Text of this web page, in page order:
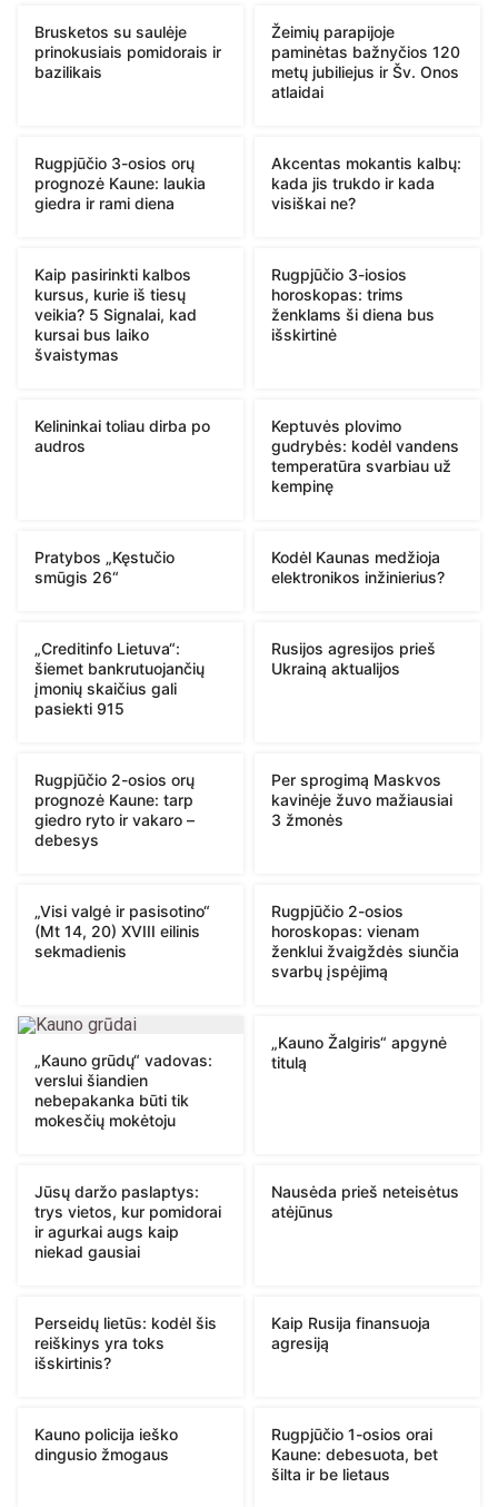
Brusketos su saulėje
prinokusiais pomidorais ir
bazilikais
Žeimių parapijoje
paminėtas bažnyčios 120
metų jubiliejus ir Šv. Onos
atlaidai
Rugpjūčio 3-osios orų
prognozė Kaune: laukia
giedra ir rami diena
Akcentas mokantis kalbų:
kada jis trukdo ir kada
visiškai ne?
Kaip pasirinkti kalbos
kursus, kurie iš tiesų
veikia? 5 Signalai, kad
kursai bus laiko
švaistymas
Rugpjūčio 3-iosios
horoskopas: trims
ženklams ši diena bus
išskirtinė
Kelininkai toliau dirba po
audros
Keptuvės plovimo
gudrybės: kodėl vandens
temperatūra svarbiau už
kempinę
Pratybos „Kęstučio
smūgis 26“
Kodėl Kaunas medžioja
elektronikos inžinierius?
„Creditinfo Lietuva“:
šiemet bankrutuojančių
įmonių skaičius gali
pasiekti 915
Rusijos agresijos prieš
Ukrainą aktualijos
Rugpjūčio 2-osios orų
prognozė Kaune: tarp
giedro ryto ir vakaro –
debesys
Per sprogimą Maskvos
kavinėje žuvo mažiausiai
3 žmonės
„Visi valgė ir pasisotino“
(Mt 14, 20) XVIII eilinis
sekmadienis
Rugpjūčio 2-osios
horoskopas: vienam
ženklui žvaigždės siunčia
svarbų įspėjimą
„Kauno grūdų“ vadovas:
verslui šiandien
nebepakanka būti tik
mokesčių mokėtoju
„Kauno Žalgiris“ apgynė
titulą
Jūsų daržo paslaptys:
trys vietos, kur pomidorai
ir agurkai augs kaip
niekad gausiai
Nausėda prieš neteisėtus
atėjūnus
Perseidų lietūs: kodėl šis
reiškinys yra toks
išskirtinis?
Kaip Rusija finansuoja
agresiją
Kauno policija ieško
dingusio žmogaus
Rugpjūčio 1-osios orai
Kaune: debesuota, bet
šilta ir be lietaus